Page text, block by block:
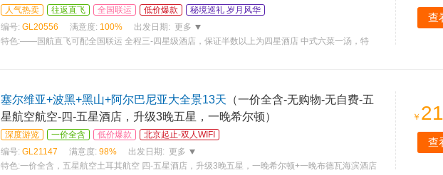
人气热卖 往返直飞 全国联运 低价爆款
秘境巡礼 岁月风华
编号: GL20556 满意度: 100% 出发日期: 更多
特色:——国航直飞可配全国联运 全程三-四星级酒店，保证半数以上为四星酒店 中式六菜一汤，特
查
塞尔维亚+波黑+黑山+阿尔巴尼亚大全景13天 （一价全含-无购物-无自费-五
星航空航空-四-五星酒店，升级3晚五星，一晚希尔顿）
深度游览 一价全含 低价爆款
北京起止-双人WIFI
编号: GL21147 满意度: 98% 出发日期: 更多
特色:一价全含，五星航空土耳其航空 四-五星酒店，升级3晚五星，一晚希尔顿+一晚布德瓦海滨酒店
￥
查